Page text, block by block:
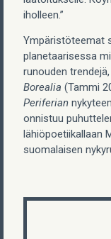
iholleen.”
Ympäristöteemat
planetaarisessa
runouden
Borealia (Tammi
Periferian
onnistuu
lähiöpoetiikallaan
suomalaisen